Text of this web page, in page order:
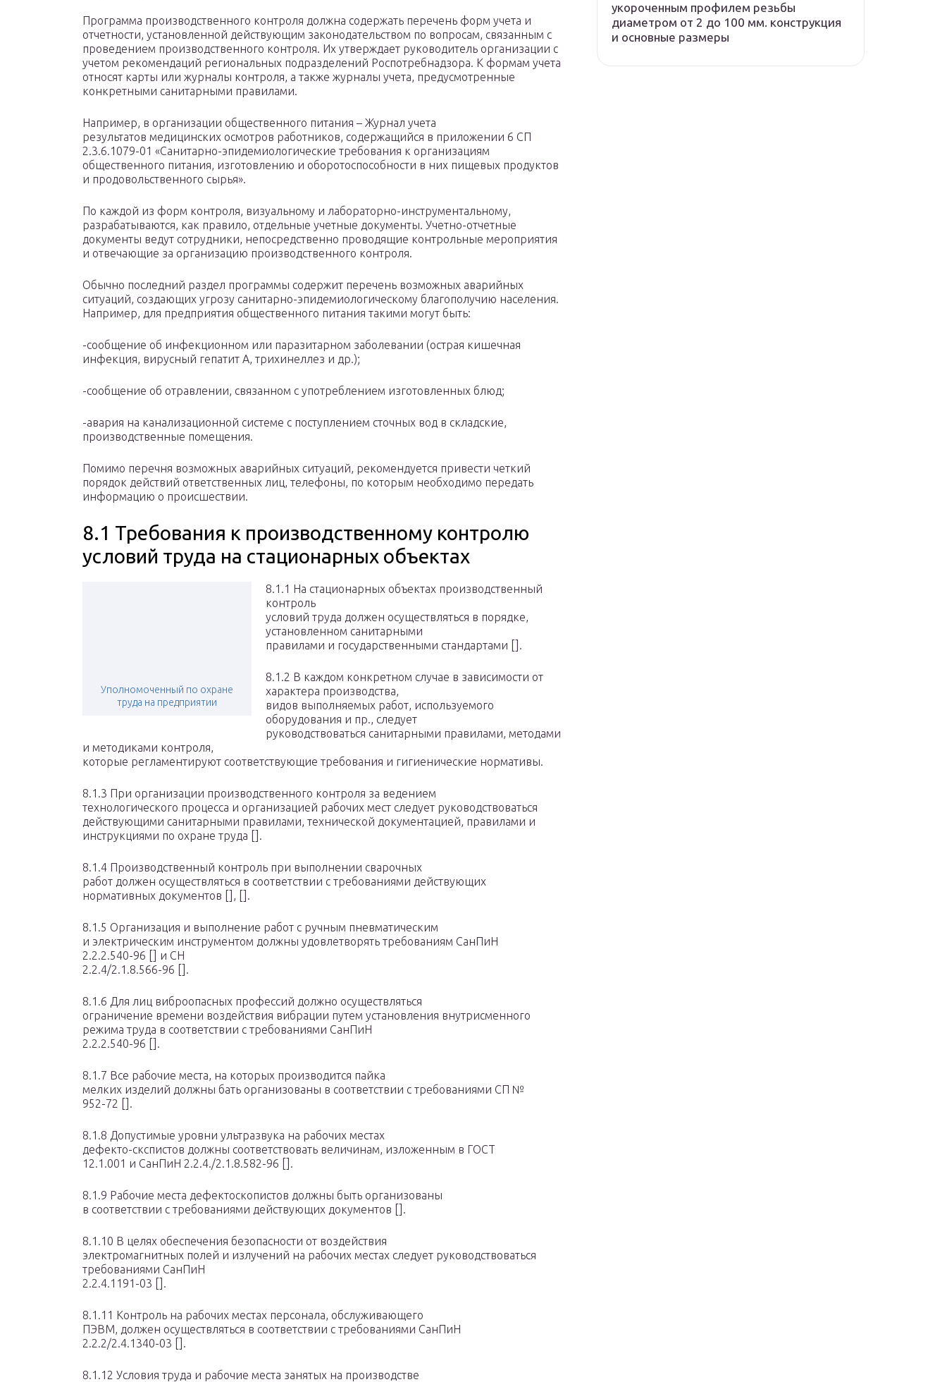
Программа производственного контроля должна содержать перечень форм учета и
отчетности, установленной действующим законодательством по вопросам, связанным с
проведением производственного контроля. Их утверждает руководитель организации с
учетом рекомендаций региональных подразделений Роспотребнадзора. К формам учета
относят карты или журналы контроля, а также журналы учета, предусмотренные
конкретными санитарными правилами.
Например, в организации общественного питания – Журнал учета
результатов медицинских осмотров работников, содержащийся в приложении 6 СП
2.3.6.1079-01 «Санитарно-эпидемиологические требования к организациям
общественного питания, изготовлению и оборотоспособности в них пищевых продуктов
и продовольственного сырья».
По каждой из форм контроля, визуальному и лабораторно-инструментальному,
разрабатываются, как правило, отдельные учетные документы. Учетно-отчетные
документы ведут сотрудники, непосредственно проводящие контрольные мероприятия
и отвечающие за организацию производственного контроля.
Обычно последний раздел программы содержит перечень возможных аварийных
ситуаций, создающих угрозу санитарно-эпидемиологическому благополучию населения.
Например, для предприятия общественного питания такими могут быть:
-сообщение об инфекционном или паразитарном заболевании (острая кишечная
инфекция, вирусный гепатит А, трихинеллез и др.);
-сообщение об отравлении, связанном с употреблением изготовленных блюд;
-авария на канализационной системе с поступлением сточных вод в складские,
производственные помещения.
Помимо перечня возможных аварийных ситуаций, рекомендуется привести четкий
порядок действий ответственных лиц, телефоны, по которым необходимо передать
информацию о происшествии.
8.1 Требования к производственному контролю
условий труда на стационарных объектах
Уполномоченный по охране
труда на предприятии
8.1.1 На стационарных объектах производственный
контроль
условий труда должен осуществляться в порядке,
установленном санитарными
правилами и государственными стандартами [].
8.1.2 В каждом конкретном случае в зависимости от
характера производства,
видов выполняемых работ, используемого
оборудования и пр., следует
руководствоваться санитарными правилами, методами
и методиками контроля,
которые регламентируют соответствующие требования и гигиенические нормативы.
8.1.3 При организации производственного контроля за ведением
технологического процесса и организацией рабочих мест следует руководствоваться
действующими санитарными правилами, технической документацией, правилами и
инструкциями по охране труда [].
8.1.4 Производственный контроль при выполнении сварочных
работ должен осуществляться в соответствии с требованиями действующих
нормативных документов [], [].
8.1.5 Организация и выполнение работ с ручным пневматическим
и электрическим инструментом должны удовлетворять требованиям СанПиН
2.2.2.540-96 [] и СН
2.2.4/2.1.8.566-96 [].
8.1.6 Для лиц виброопасных профессий должно осуществляться
ограничение времени воздействия вибрации путем установления внутрисменного
режима труда в соответствии с требованиями СанПиН
2.2.2.540-96 [].
8.1.7 Все рабочие места, на которых производится пайка
мелких изделий должны бать организованы в соответствии с требованиями СП №
952-72 [].
8.1.8 Допустимые уровни ультразвука на рабочих местах
дефекто-скспистов должны соответствовать величинам, изложенным в ГОСТ
12.1.001 и СанПиН 2.2.4./2.1.8.582-96 [].
8.1.9 Рабочие места дефектоскопистов должны быть организованы
в соответствии с требованиями действующих документов [].
8.1.10 В целях обеспечения безопасности от воздействия
электромагнитных полей и излучений на рабочих местах следует руководствоваться
требованиями СанПиН
2.2.4.1191-03 [].
8.1.11 Контроль на рабочих местах персонала, обслуживающего
ПЭВМ, должен осуществляться в соответствии с требованиями СанПиН
2.2.2/2.4.1340-03 [].
8.1.12 Условия труда и рабочие места занятых на производстве
укороченным профилем резьбы
диаметром от 2 до 100 мм. конструкция
и основные размеры